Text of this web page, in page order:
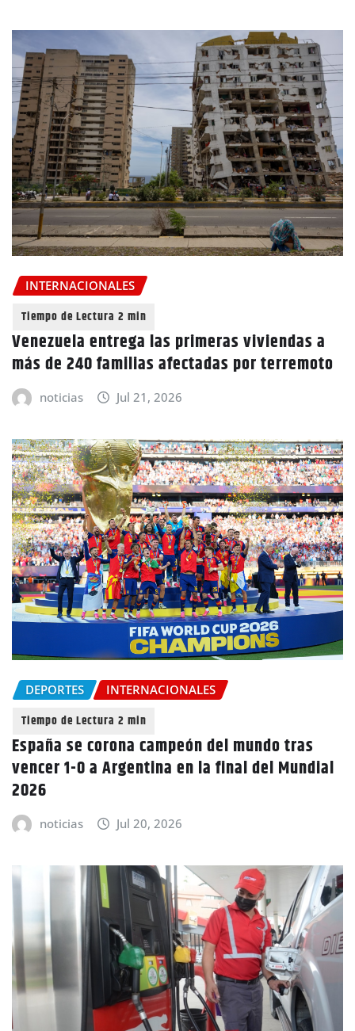
INTERNACIONALES
Venezuela entrega las primeras viviendas a
más de 240 familias afectadas por terremoto
noticias Jul 21, 2026
DEPORTES INTERNACIONALES
España se corona campeón del mundo tras
vencer 1-0 a Argentina en la final del Mundial
2026
noticias Jul 20, 2026